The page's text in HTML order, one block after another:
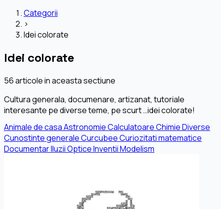
Categorii
›
Idei colorate
Idei colorate
56 articole in aceasta sectiune
Cultura generala, documenare, artizanat, tutoriale
interesante pe diverse teme, pe scurt …idei colorate!
Animale de casaAstronomieCalculatoareChimieDiverse
Cunostinte generaleCurcubeeCuriozitati matematice
DocumentarIluzii OpticeInventiiModelism